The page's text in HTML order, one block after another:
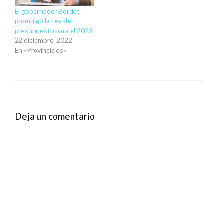
El gobernador Bordet
promulgó la Ley de
presupuesto para el 2023
22 diciembre, 2022
En «Provinciales»
Deja un comentario